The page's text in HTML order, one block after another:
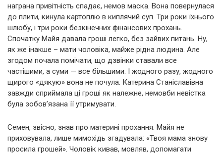
награна привітність спадає, немов маска. Вона повернулася
до плити, кинула картоплю в киплячий суп. Три роки їхнього
шлюбу, і три роки безкінечних фінансових прохань.
Спочатку Майя давала гроші легко, без зайвих питань. Ну,
як же інакше – мати чоловіка, майже рідна людина. Але
згодом почала помічати, що дзвінки ставали все
частішими, а суми — все більшими. І жодного разу, жодного
щирого «дякую» вона не почула. Катерина Станіславівна
завжди сприймала ці гроші як належне, немовби невістка
була зобов’язана її утримувати.
Семен, звісно, знав про материні прохання. Майя не
приховувала, лише мимохідь згадувала: «Твоя мама знову
просила грошей». Чоловік кивав, мовляв, допомагати